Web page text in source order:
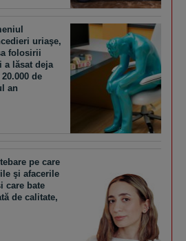
uriaşe,
folosirii
a lăsat deja
de
an
pe care
şi afacerile
care bate
de calitate,